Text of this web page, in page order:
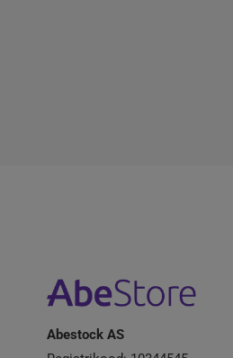
Abestock AS